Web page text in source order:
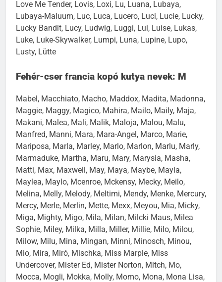
Love Me Tender, Lovis, Loxi, Lu, Luana, Lubaya,
Lubaya-Maluum, Luc, Luca, Lucero, Luci, Lucie, Lucky,
Lucky Bandit, Lucy, Ludwig, Luggi, Lui, Luise, Lukas,
Luke, Luke-Skywalker, Lumpi, Luna, Lupine, Lupo,
Lusty, Lütte
Fehér-cser francia kopó kutya nevek: M
Mabel, Macchiato, Macho, Maddox, Madita, Madonna,
Maggie, Maggy, Magico, Mahira, Mailo, Maily, Maja,
Makani, Malea, Mali, Malik, Maloja, Malou, Malu,
Manfred, Manni, Mara, Mara-Angel, Marco, Marie,
Mariposa, Marla, Marley, Marlo, Marlon, Marlu, Marly,
Marmaduke, Martha, Maru, Mary, Marysia, Masha,
Matti, Max, Maxwell, May, Maya, Maybe, Mayla,
Maylea, Maylo, Mcenroe, Mckensy, Mecky, Meilo,
Melina, Melly, Melody, Meltimi, Mendy, Menke, Mercury,
Mercy, Merle, Merlin, Mette, Mexx, Meyou, Mia, Micky,
Miga, Mighty, Migo, Mila, Milan, Milcki Maus, Milea
Sophie, Miley, Milka, Milla, Miller, Millie, Milo, Milou,
Milow, Milu, Mina, Mingan, Minni, Minosch, Minou,
Mio, Mira, Miró, Mischka, Miss Marple, Miss
Undercover, Mister Ed, Mister Norton, Mitch, Mo,
Mocca, Mogli, Mokka, Molly, Momo, Mona, Mona Lisa,